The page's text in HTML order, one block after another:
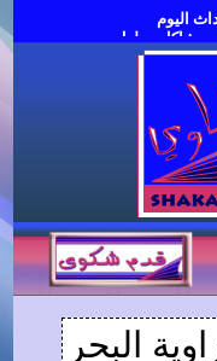
اليوم
مشاكل وحلول
البحر